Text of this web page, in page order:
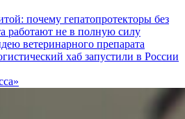
почему гепатопротекторы без
работают не в полную силу
ветеринарного препарата
хаб запустили в России